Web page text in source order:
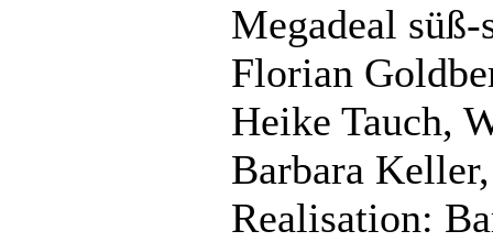
Megadeal
Florian
Heike Tauch,
Barbara
Realisation: